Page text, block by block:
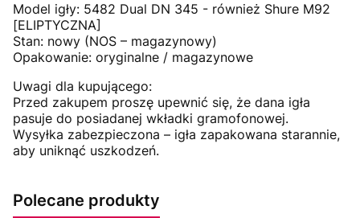
Model igły: 5482 Dual DN 345 - również Shure M92
[ELIPTYCZNA]
Stan: nowy (NOS – magazynowy)
Opakowanie: oryginalne / magazynowe
Uwagi dla kupującego:
Przed zakupem proszę upewnić się, że dana igła
pasuje do posiadanej wkładki gramofonowej.
Wysyłka zabezpieczona – igła zapakowana starannie,
aby uniknąć uszkodzeń.
Polecane produkty